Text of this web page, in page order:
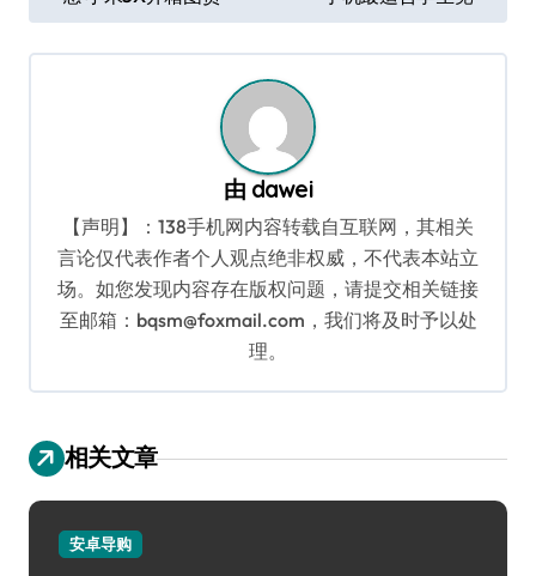
导
由 dawei
【声明】：138手机网内容转载自互联网，其相关
言论仅代表作者个人观点绝非权威，不代表本站立
场。如您发现内容存在版权问题，请提交相关链接
至邮箱：bqsm@foxmail.com，我们将及时予以处
理。
相关文章
安卓导购